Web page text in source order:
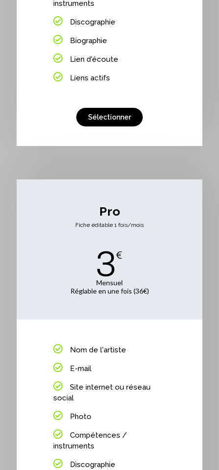
instruments
Discographie
Biographie
Lien d'écoute
Liens actifs
Sélectionner
Pro
Fiche éditable 1 fois/mois
3€
Mensuel
Réglable en une fois (36€)
Nom de l'artiste
E-mail
Site internet ou réseau
social
Photo
Compétences /
instruments
Discographie